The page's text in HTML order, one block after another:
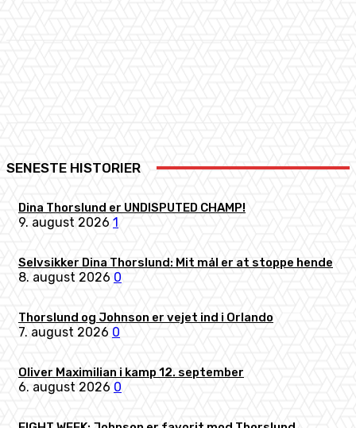
SENESTE HISTORIER
Dina Thorslund er UNDISPUTED CHAMP!
9. august 2026 1
Selvsikker Dina Thorslund: Mit mål er at stoppe hende
8. august 2026 0
Thorslund og Johnson er vejet ind i Orlando
7. august 2026 0
Oliver Maximilian i kamp 12. september
6. august 2026 0